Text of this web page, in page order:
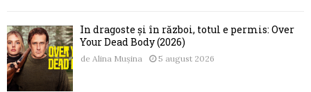
În dragoste și în război, totul e permis: Over
Your Dead Body (2026)
de Alina Mușina 5 august 2026